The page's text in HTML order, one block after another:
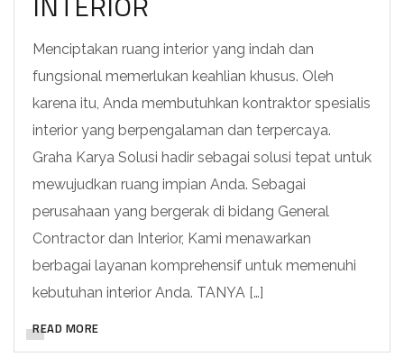
Menciptakan ruang interior yang indah dan
fungsional memerlukan keahlian khusus. Oleh
karena itu, Anda membutuhkan kontraktor spesialis
interior yang berpengalaman dan terpercaya.
Graha Karya Solusi hadir sebagai solusi tepat untuk
mewujudkan ruang impian Anda. Sebagai
perusahaan yang bergerak di bidang General
Contractor dan Interior, Kami menawarkan
berbagai layanan komprehensif untuk memenuhi
kebutuhan interior Anda. TANYA […]
READ MORE